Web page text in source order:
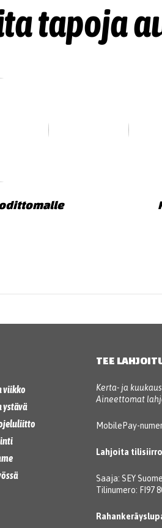
tapoja
viikko
ystävä
TEE
Kerta- ja
Aineettomat
MobilePay-
Lahjoita
Saaja: SEY
Tilinumero: FI97